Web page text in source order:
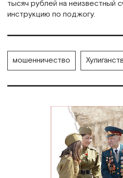
тысяч рублей на неизвестный
инструкцию по поджогу.
мошенничество